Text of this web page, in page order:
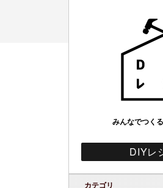
みんなでつく
DIYレ
カテゴリ